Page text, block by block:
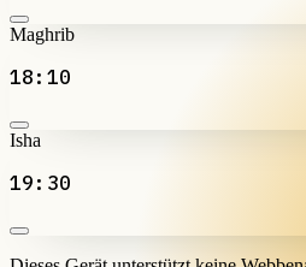
Maghrib
18:10
Isha
19:30